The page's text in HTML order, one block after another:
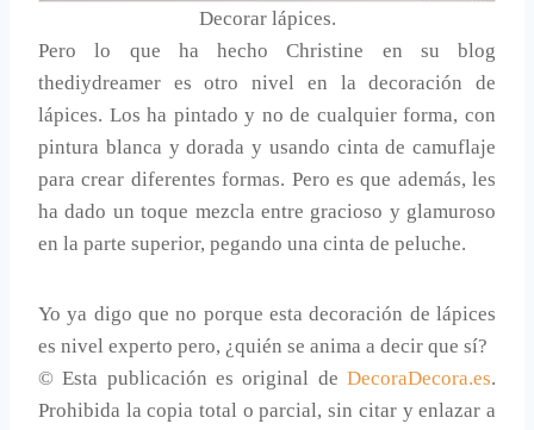
Decorar lápices.
Pero lo que ha hecho Christine en su blog
thediydreamer es otro nivel en la decoración de
lápices. Los ha pintado y no de cualquier forma, con
pintura blanca y dorada y usando cinta de camuflaje
para crear diferentes formas. Pero es que además, les
ha dado un toque mezcla entre gracioso y glamuroso
en la parte superior, pegando una cinta de peluche.
Yo ya digo que no porque esta decoración de lápices
es nivel experto pero, ¿quién se anima a decir que sí?
© Esta publicación es original de DecoraDecora.es.
Prohibida la copia total o parcial, sin citar y enlazar a